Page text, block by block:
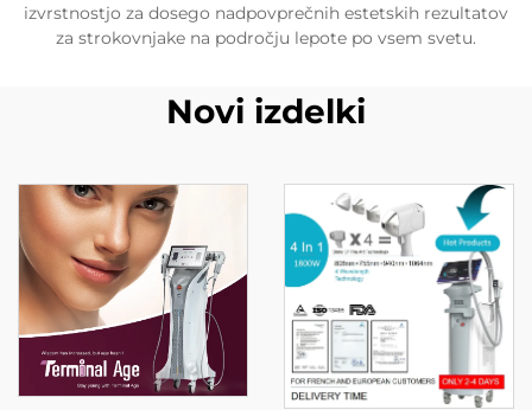
izvrstnostjo za dosego nadpovprečnih estetskih rezultatov
za strokovnjake na področju lepote po vsem svetu.
Novi izdelki